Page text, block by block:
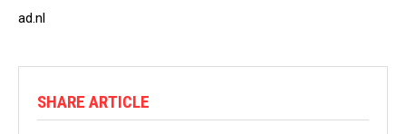
ad.nl
SHARE ARTICLE